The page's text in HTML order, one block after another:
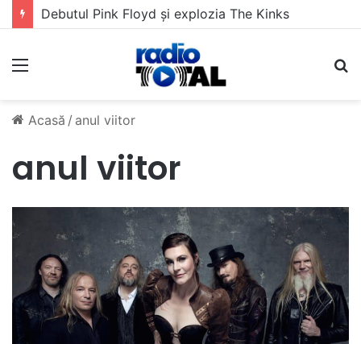
Debutul Pink Floyd și explozia The Kinks
Meniu
Acasă / anul viitor
anul viitor